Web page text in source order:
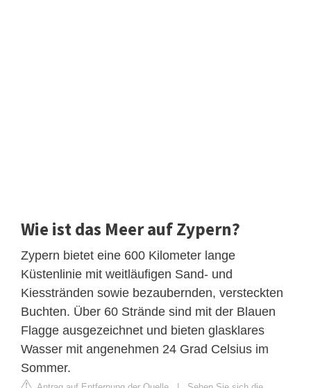
Wie ist das Meer auf Zypern?
Zypern bietet eine 600 Kilometer lange
Küstenlinie mit weitläufigen Sand- und
Kiesstränden sowie bezaubernden, versteckten
Buchten. Über 60 Strände sind mit der Blauen
Flagge ausgezeichnet und bieten glasklares
Wasser mit angenehmen 24 Grad Celsius im
Sommer.